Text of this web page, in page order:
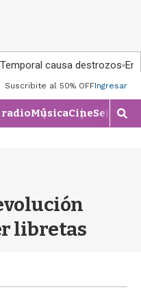
Temporal causa destrozos En
Suscribite al 50% OFFIngresar
radioMúsicaCineSeries
M
o
e
libretas